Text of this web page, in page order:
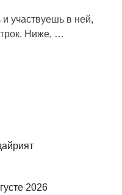
участвуешь в ней,
Ниже, …
2026